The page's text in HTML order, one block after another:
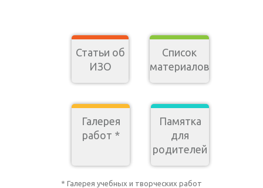
Статьи об
ИЗО
Список
материалов
Галерея
работ *
Памятка
для
родителей
* Галерея учебных и творческих работ